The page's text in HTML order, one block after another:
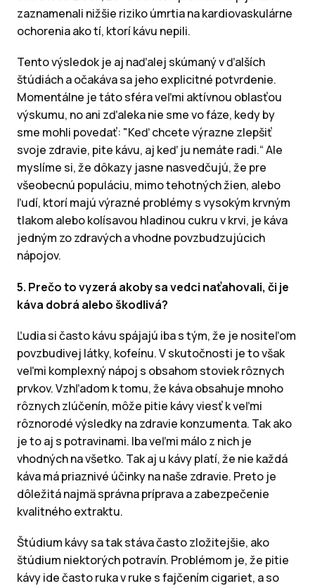
zaznamenali nižšie riziko úmrtia na kardiovaskulárne
ochorenia ako tí, ktorí kávu nepili.
Tento výsledok je aj naďalej skúmaný v ďalších
štúdiách a očakáva sa jeho explicitné potvrdenie.
Momentálne je táto sféra veľmi aktívnou oblasťou
výskumu, no ani zďaleka nie sme vo fáze, kedy by
sme mohli povedať: "Keď chcete výrazne zlepšiť
svoje zdravie, pite kávu, aj keď ju nemáte radi.“ Ale
myslíme si, že dôkazy jasne nasvedčujú, že pre
všeobecnú populáciu, mimo tehotných žien, alebo
ľudí, ktorí majú výrazné problémy s vysokým krvným
tlakom alebo kolísavou hladinou cukru v krvi, je káva
jedným zo zdravých a vhodne povzbudzujúcich
nápojov.
5. Prečo to vyzerá akoby sa vedci naťahovali, či je
káva dobrá alebo škodlivá?
Ľudia si často kávu spájajú iba s tým, že je nositeľom
povzbudivej látky, kofeínu. V skutočnosti je to však
veľmi komplexný nápoj s obsahom stoviek rôznych
prvkov. Vzhľadom k tomu, že káva obsahuje mnoho
rôznych zlúčenín, môže pitie kávy viesť k veľmi
rôznorodé výsledky na zdravie konzumenta. Tak ako
je to aj s potravinami. Iba veľmi málo z nich je
vhodných na všetko. Tak aj u kávy platí, že nie každá
káva má priaznivé účinky na naše zdravie. Preto je
dôležitá najmä správna príprava a zabezpečenie
kvalitného extraktu.
Štúdium kávy sa tak stáva často zložitejšie, ako
štúdium niektorých potravín. Problémom je, že pitie
kávy ide často ruka v ruke s fajčením cigariet, a so